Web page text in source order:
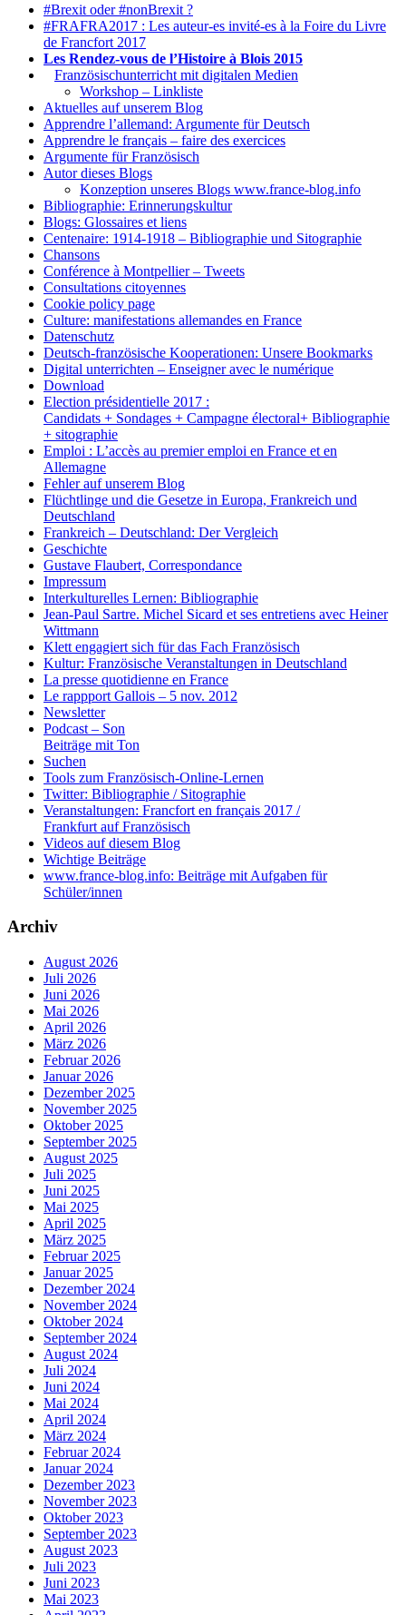
#Brexit oder #nonBrexit ?
#FRAFRA2017 : Les auteur-es invité-es à la Foire du Livre
de Francfort 2017
Les Rendez-vous de l’Histoire à Blois 2015
Französischunterricht mit digitalen Medien
Workshop – Linkliste
Aktuelles auf unserem Blog
Apprendre l’allemand: Argumente für Deutsch
Apprendre le français – faire des exercices
Argumente für Französisch
Autor dieses Blogs
Konzeption unseres Blogs www.france-blog.info
Bibliographie: Erinnerungskultur
Blogs: Glossaires et liens
Centenaire: 1914-1918 – Bibliographie und Sitographie
Chansons
Conférence à Montpellier – Tweets
Consultations citoyennes
Cookie policy page
Culture: manifestations allemandes en France
Datenschutz
Deutsch-französische Kooperationen: Unsere Bookmarks
Digital unterrichten – Enseigner avec le numérique
Download
Election présidentielle 2017 :
Candidats + Sondages + Campagne électoral+ Bibliographie
+ sitographie
Emploi : L’accès au premier emploi en France et en
Allemagne
Fehler auf unserem Blog
Flüchtlinge und die Gesetze in Europa, Frankreich und
Deutschland
Frankreich – Deutschland: Der Vergleich
Geschichte
Gustave Flaubert, Correspondance
Impressum
Interkulturelles Lernen: Bibliographie
Jean-Paul Sartre. Michel Sicard et ses entretiens avec Heiner
Wittmann
Klett engagiert sich für das Fach Französisch
Kultur: Französische Veranstaltungen in Deutschland
La presse quotidienne en France
Le rappport Gallois – 5 nov. 2012
Newsletter
Podcast – Son
Beiträge mit Ton
Suchen
Tools zum Französisch-Online-Lernen
Twitter: Bibliographie / Sitographie
Veranstaltungen: Francfort en français 2017 /
Frankfurt auf Französisch
Videos auf diesem Blog
Wichtige Beiträge
www.france-blog.info: Beiträge mit Aufgaben für
Schüler/innen
Archiv
August 2026
Juli 2026
Juni 2026
Mai 2026
April 2026
März 2026
Februar 2026
Januar 2026
Dezember 2025
November 2025
Oktober 2025
September 2025
August 2025
Juli 2025
Juni 2025
Mai 2025
April 2025
März 2025
Februar 2025
Januar 2025
Dezember 2024
November 2024
Oktober 2024
September 2024
August 2024
Juli 2024
Juni 2024
Mai 2024
April 2024
März 2024
Februar 2024
Januar 2024
Dezember 2023
November 2023
Oktober 2023
September 2023
August 2023
Juli 2023
Juni 2023
Mai 2023